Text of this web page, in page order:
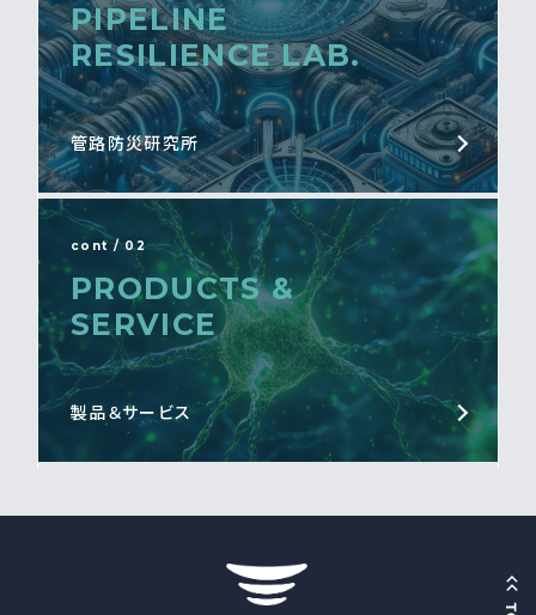
PIPELINE
RESILIENCE LAB.
管路防災研究所
cont / 02
PRODUCTS &
SERVICE
製品＆サービス